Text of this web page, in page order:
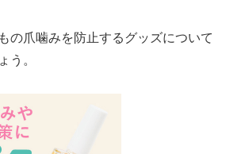
の爪噛みを防止するグッズについて
う。